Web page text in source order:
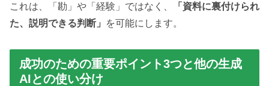
これは、「勘」や「経験」ではなく、
「資料に裏付けられ
た、説明できる判断」
を可能にします。
成功のための重要ポイント3つと他の生成
AIとの使い分け